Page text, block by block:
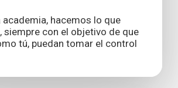
academia, hacemos lo que
siempre con el objetivo de que
tú, puedan tomar el control